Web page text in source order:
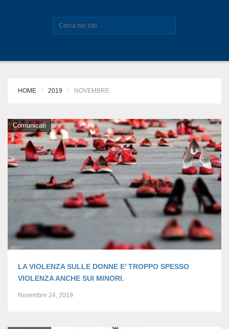
HOME 2019 NOVEMBRE
Comunicati
LA VIOLENZA SULLE DONNE E’ TROPPO SPESSO
VIOLENZA ANCHE SUI MINORI.
Novembre 24, 2019